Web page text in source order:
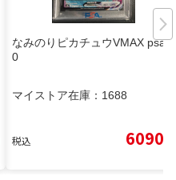
なみのりピカチュウVMAX psa1
0
マイストア在庫： 1688
税込 6090